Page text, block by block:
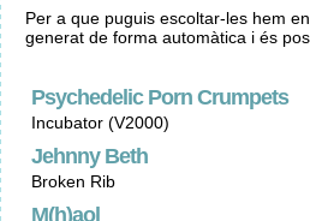
Per a que puguis escoltar-les hem
generat de forma automàtica i és
Psychedelic Porn Crumpets
Incubator (V2000)
Jehnny Beth
Broken Rib
M(h)aol